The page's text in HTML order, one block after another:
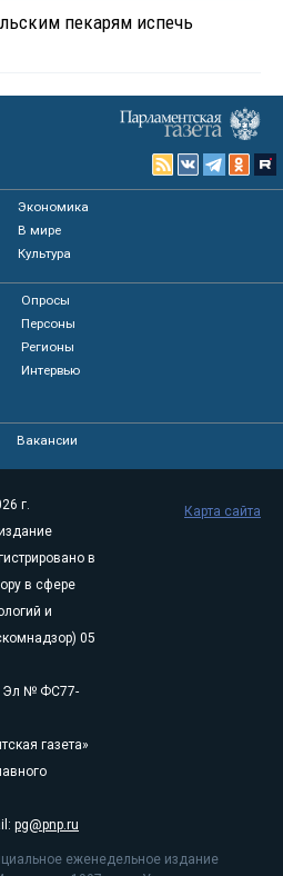
пекарям испечь
Экономика
В мире
Культура
Опросы
Персоны
Регионы
Интервью
Вакансии
г.
в
в сфере
и
05
Эл № ФС77-
газета»
pg@pnp.ru
еженедельное издание
Карта сайта